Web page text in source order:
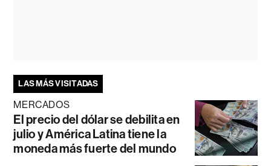
LAS MÁS VISITADAS
MERCADOS
El precio del dólar se debilita en
julio y América Latina tiene la
moneda más fuerte del mundo